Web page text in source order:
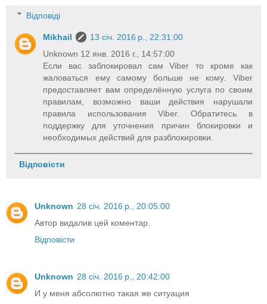
Відповіді
Mikhail
13 січ. 2016 р., 22:31:00
Unknown 12 янв. 2016 г., 14:57:00
Если вас заблокировал сам Viber то кроме как
жаловаться ему самому больше не кому. Viber
предоставляет вам определённую услуга по своим
правилам, возможно ваши действия нарушали
правила использования Viber. Обратитесь в
поддержку для уточнения причин блокировки и
необходимых действий для разблокировки.
Відповісти
Unknown 28 січ. 2016 р., 20:05:00
Автор видалив цей коментар.
Відповісти
Unknown 28 січ. 2016 р., 20:42:00
И у меня абсолютно такая же ситуация